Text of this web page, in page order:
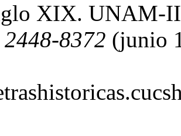
XIX. UNAM-
8372 (junio